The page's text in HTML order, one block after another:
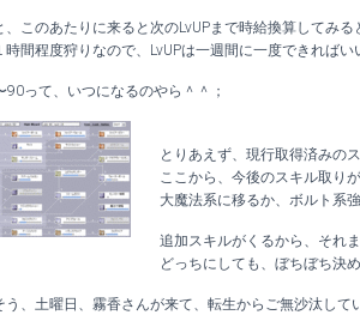
、このあたりに来ると次のLvUPまで時給換算してみ
時間程度狩りなので、LvUPは一週間に一度できればい
90って、いつになるのやら＾＾；
とりあえず、現行取得済みのス
ここから、今後のスキル取りが
大魔法系に移るか、ボルト系
追加スキルがくるから、それ
どっちにしても、ぼちぼち決
う、土曜日、霧香さんが来て、転生からご無沙汰して